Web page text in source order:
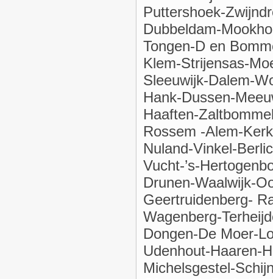
Puttershoek-
Dubbeldam-
Tongen-D en
Klem-Strijensas-
Sleeuwijk-Dalem-
Hank-Dussen-
Haaften-
Rossem -Alem-
Nuland-Vinkel-
Vucht-’s-
Drunen-Waalwijk-
Geertruidenberg-
Wagenberg-
Dongen-De Moer-
Udenhout-Haaren-
Michelsgestel-